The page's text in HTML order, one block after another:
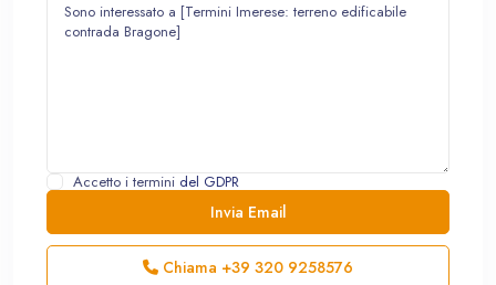
Accetto i termini del GDPR
Chiama +39 320 9258576